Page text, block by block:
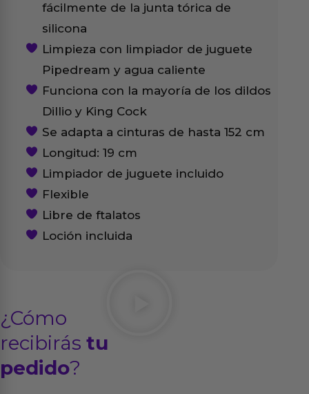
fácilmente de la junta tórica de
silicona
Limpieza con limpiador de juguete
Pipedream y agua caliente
Funciona con la mayoría de los dildos
Dillio y King Cock
Se adapta a cinturas de hasta 152 cm
Longitud: 19 cm
Limpiador de juguete incluido
Flexible
Libre de ftalatos
Loción incluida
¿Cómo
recibirás tu
pedido?